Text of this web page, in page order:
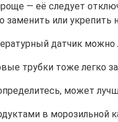
— её следует
заменить или
датчик
трубки тоже легко
может
в